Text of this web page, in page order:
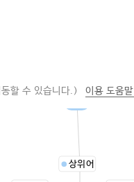
할 수 있습니다.) 이용 도움
상위어